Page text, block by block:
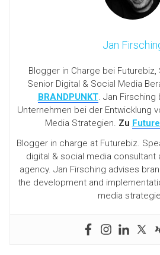
Jan
Blogger in Charge bei Futurebiz,
Senior Digital & Social Media
BRANDPUNKT. Jan Firsching
Unternehmen bei der Entwicklung
Media Strategien. Zu
Blogger in charge at Futurebiz.
digital & social media consultant
agency. Jan Firsching advises
the development and
media